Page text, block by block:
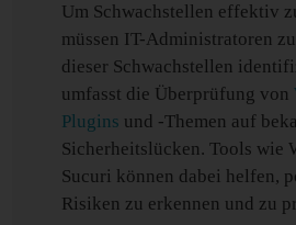
Um Schwachstellen effektiv
müssen IT-Administratoren
dieser Schwachstellen
umfasst die Überprüfung von
Plugins und -Themen auf
Sicherheitslücken. Tools wie
Sucuri können dabei helfen,
Risiken zu erkennen und zu